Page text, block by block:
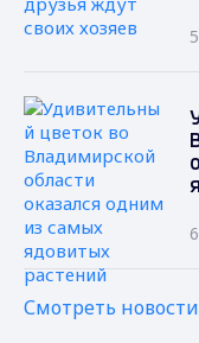
Смотреть